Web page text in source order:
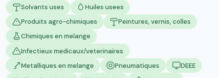
Solvants uses
Huiles usees
Produits agro-chimiques
Peintures, vernis, colles
Chimiques en melange
Infectieux medicaux/veterinaires
Metalliques en melange
Pneumatiques
DEEE